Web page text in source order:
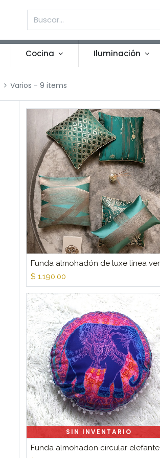
Cocina Iluminación
Varios - 9 items
$1.190,00
SIN INVENTARIO
Funda almohadon circular elefante